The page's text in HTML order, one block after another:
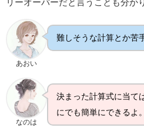
リーオーバーだと言うことも分か
あおい
難しそうな計算とか苦
なのは
決まった計算式に当て
にでも簡単にできるよ。